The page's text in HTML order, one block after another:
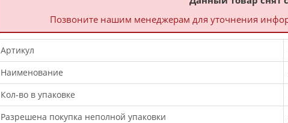
Позвоните нашим менеджерам для уточнения
Артикул
Наименование
Кол-во в упаковке
Разрешена покупка неполной упаковки